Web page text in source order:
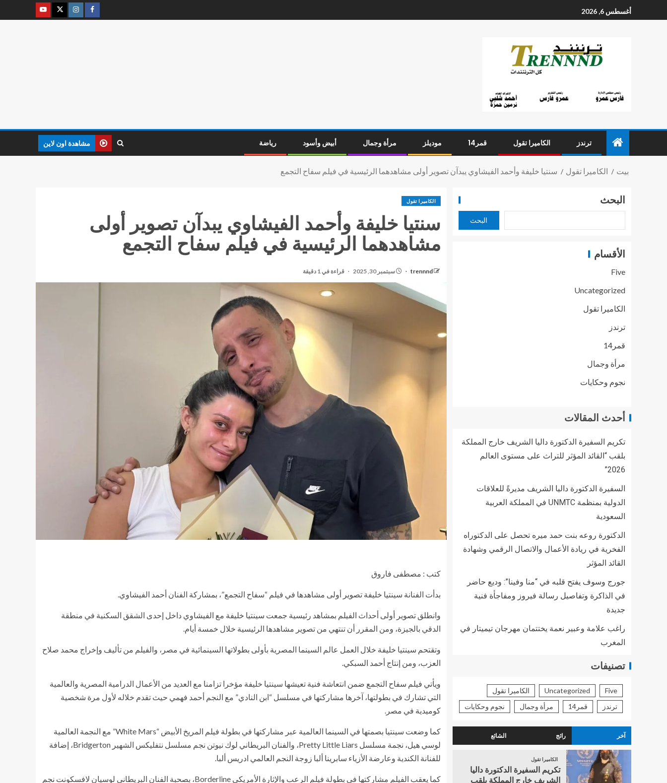
أغسطس 6, 2026
ترندز الكاميرا تقول قمر14 موديلز مرأة وجمال أبيض وأسود رياضة مشاهدة اون لاين
بيت الكاميرا تقول سنتيا خليفة وأحمد الفيشاوي يبدآن تصوير أولى مشاهدهما الرئيسية في فيلم سفاح التجمع
الكاميرا تقول
سنتيا خليفة وأحمد الفيشاوي يبدآن تصوير أولى
مشاهدهما الرئيسية في فيلم سفاح التجمع
trennnd سبتمبر 30, 2025 قراءة في 1 دقيقة
كتب : مصطفى فاروق
بدأت الفنانة سينتيا خليفة تصوير أولى مشاهدها في فيلم “سفاح التجمع”، بمشاركة الفنان أحمد الفيشاوي.
وانطلق تصوير أولى أحداث الفيلم بمشاهد رئيسية جمعت سينتيا خليفة مع الفيشاوي داخل إحدى الشقق السكنية في منطقة
الدقي بالجيزة، ومن المقرر أن تنتهي من تصوير مشاهدها الرئيسية خلال خمسة أيام.
وتقتحم سينتيا خليفة خلال العمل عالم السينما المصرية بأولى بطولاتها السينمائية في مصر، والفيلم من تأليف وإخراج محمد صلاح
العزب، ومن إنتاج أحمد السبكي.
ويأتي فيلم سفاح التجمع ضمن انتعاشة فنية تعيشها سينتيا خليفة مؤخرا تزامنا مع العديد من الأعمال الدرامية المصرية والعالمية
التي تشارك في بطولتها، آخرها مشاركتها في مسلسل “ابن النادي” مع النجم أحمد فهمي حيث تقدم خلاله لأول مرة شخصية
كوميدية في مصر.
كما وضعت سينتيا بصمتها في السينما العالمية عبر مشاركتها في بطولة فيلم المريخ الأبيض “White Mars” مع النجمة العالمية
لوسي هيل، نجمة مسلسل Pretty Little Liars، والفنان البريطاني لوك نيوتن نجم مسلسل نتفليكس الشهير Bridgerton، إضافة
للفنانة الكندية وعارضة الأزياء سابرينا ألبا زوجة النجم العالمي ادريس ألبا.
كما يعقب الفيلم مشاركتها في بطولة فيلم الرعب والإثارة الأمريكي Borderline، بصحبة الفنان البريطاني لوسيان لافسكونت نجم
البحث
البحث
الأقسام
Five
Uncategorized
الكاميرا تقول
ترندز
قمر14
مرأة وجمال
نجوم وحكايات
أحدث المقالات
تكريم السفيرة الدكتورة داليا الشريف خارج المملكة
بلقب “القائد المؤثر للتراث على مستوى العالم
2026”
السفيرة الدكتورة داليا الشريف مديرةً للعلاقات
الدولية بمنظمة UNMTC في المملكة العربية
السعودية
الدكتورة روعه بنت حمد ميره تحصل على الدكتوراه
الفخرية في ريادة الأعمال والاتصال الرقمي وشهادة
القائد المؤثر
جورج وسوف يفتح قلبه في “منا وفينا”: وديع حاضر
في الذاكرة وتفاصيل رسالة فيروز ومفاجأة فنية
جديدة
راغب علامة وعبير نعمة يختتمان مهرجان تيميتار في
المغرب
تصنيفات
Five
Uncategorized
الكاميرا تقول
ترندز
قمر14 مرأة وجمال نجوم وحكايات
آخر رائج الشائع
الكاميرا تقول
تكريم السفيرة الدكتورة داليا
الشريف خارج المملكة بلقب